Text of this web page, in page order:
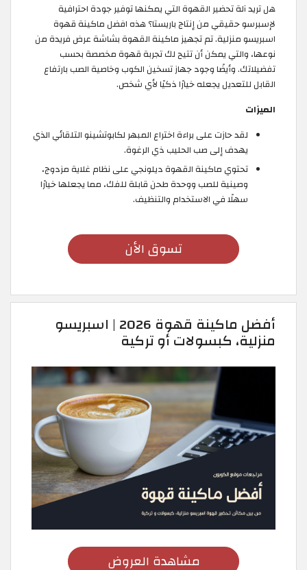
هل تريد آلة تحضير القهوة التي يمكنها توفير جودة احترافية
لإسبرسو حقيقي من إنتاج باريستا؟ هذه افضل ماكينة قهوة
اسبريسو منزلية. تم تجهيز ماكينة القهوة بشاشة عرض فريدة من
نوعها، والتي يمكن أن تتيح لك تجربة قهوة مخصصة بحسب
تفضيلاتك. وأيضًا وجود جهاز تسخين الكوب وخاصية الصب بارتفاع
القابل للتعديل يجعله خيارًا ذكيًا لأي شخص.
الميزات
لقد حازت على براءة اختراع المبهر لكابوتشينو التلقائي الذي
يهدف إلى صب الحليب ذي الرغوة.
تحتوي ماكينة القهوة ديلونجي على نظام غلاية مزدوج،
وصينية للصب ووحدة طحن قابلة للفك، مما يجعلها خيارًا
سهلًا في الاستخدام والتنظيف.
تسوق الأن
أفضل ماكينة قهوة 2026 | اسبريسو
منزلية، كبسولات أو تركية
مشاهدة العروض